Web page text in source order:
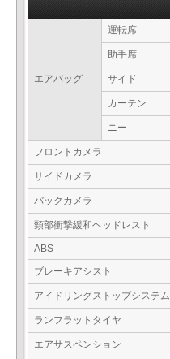
エアバッグ
運転席
助手席
サイド
カーテン
ニー
フロントカメラ
サイドカメラ
バックカメラ
頸部衝撃緩和ヘッドレスト
ABS
ブレーキアシスト
アイドリングストップシステム
ランフラットタイヤ
エアサスペンション